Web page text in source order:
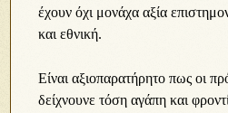
έχουν όχι μονάχα αξία
και εθνική.
Είναι αξιοπαρατήρητο πως οι
δείχνουνε τόση αγάπη και